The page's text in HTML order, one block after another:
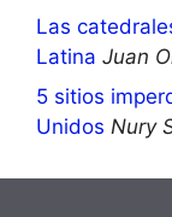
Las
Latina Juan
5 sitios
Unidos Nury